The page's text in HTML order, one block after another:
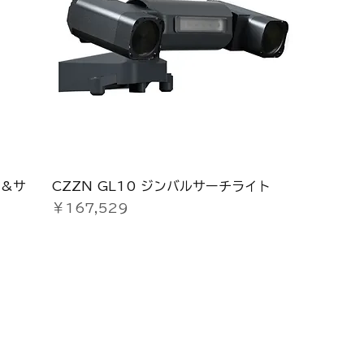
サ
CZZN GL10 ジンバルサーチライト
価格
￥167,529